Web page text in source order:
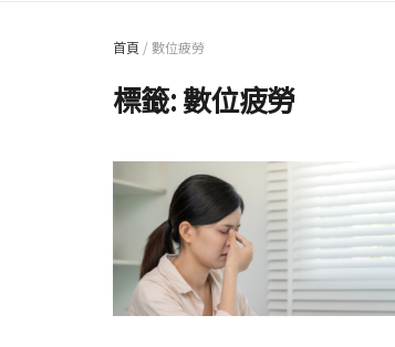
首頁 /數位疲勞
標籤:數位疲勞